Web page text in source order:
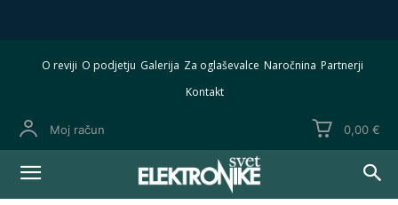
O reviji O podjetju Galerija Za oglaševalce Naročnina Partnerji
Kontakt
Moj račun 0,00 €